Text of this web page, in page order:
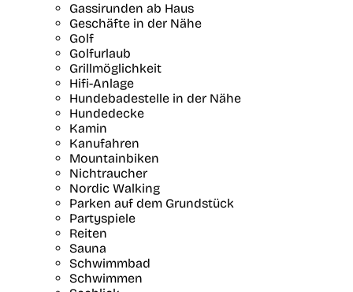
Gassirunden ab Haus
Geschäfte in der Nähe
Golf
Golfurlaub
Grillmöglichkeit
Hifi-Anlage
Hundebadestelle in der Nähe
Hundedecke
Kamin
Kanufahren
Mountainbiken
Nichtraucher
Nordic Walking
Parken auf dem Grundstück
Partyspiele
Reiten
Sauna
Schwimmbad
Schwimmen